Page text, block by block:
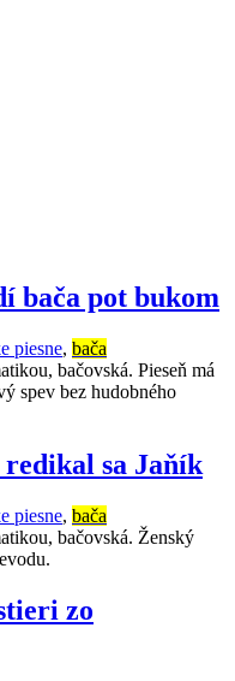
bača pot bukom
piesne, bača
bačovská. Pieseň má
spev bez hudobného
sa Jaňík
piesne, bača
bačovská. Ženský
zo